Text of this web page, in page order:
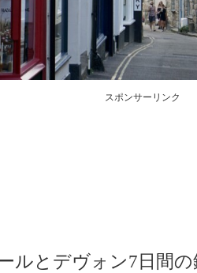
スポンサーリンク
ルとデヴォン7日間